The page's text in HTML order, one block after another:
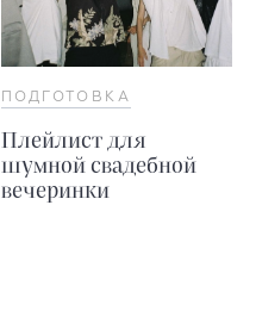
ПОДГОТОВКА
Плейлист для
шумной свадебной
вечеринки